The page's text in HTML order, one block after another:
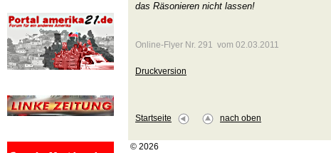
das Räsonieren nicht lassen!
Online-Flyer Nr. 291 vom 02.03.2011
Druckversion
Startseite nach oben
© 2026